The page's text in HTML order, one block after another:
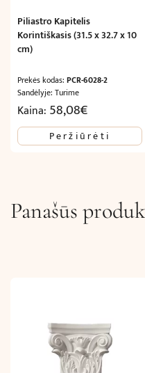
Piliastro Kapitelis
Korintiškasis (31.5 x 32.7 x 10
cm)
Prekės kodas: PCR-6028-2
Sandėlyje: Turime
Kaina: 58,08€
Peržiūrėti
Panašūs